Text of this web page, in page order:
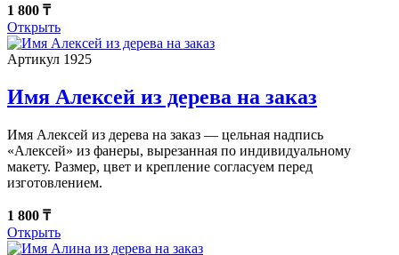
1 800 ₸
Открыть
Артикул 1925
Имя Алексей из дерева на заказ
Имя Алексей из дерева на заказ — цельная надпись
«Алексей» из фанеры, вырезанная по индивидуальному
макету. Размер, цвет и крепление согласуем перед
изготовлением.
1 800 ₸
Открыть